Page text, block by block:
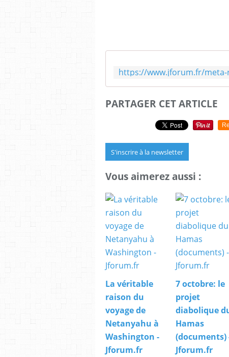
PARTAGER CET ARTICLE
S'inscrire à la newsletter
Vous aimerez aussi :
La véritable
raison du
voyage de
Netanyahu à
Washington -
Jforum.fr
7 octobre: le
projet
diabolique
Hamas
(documents)
Jforum.fr